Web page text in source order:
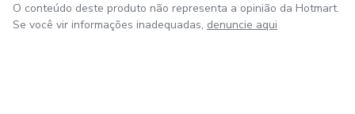
O conteúdo deste produto não representa a opinião da Hotmart.
Se você vir informações inadequadas, denuncie aqui